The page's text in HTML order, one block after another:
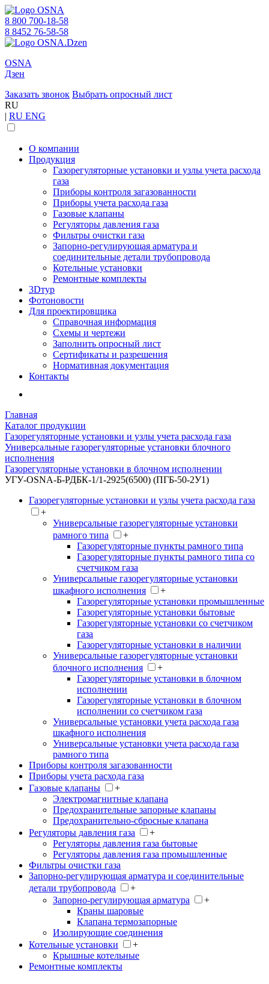
8 800 700-18-58
8 8452 76-58-58
OSNA
Дзен
Заказать звонок Выбрать опросный лист
RU
| RU ENG
О компании
Продукция
Газорегуляторные установки и узлы учета расхода
газа
Приборы контроля загазованности
Приборы учета расхода газа
Газовые клапаны
Регуляторы давления газа
Фильтры очистки газа
Запорно-регулирующая арматура и
соединительные детали трубопровода
Котельные установки
Ремонтные комплекты
3Dтур
Фотоновости
Для проектировщика
Справочная информация
Схемы и чертежи
Заполнить опросный лист
Сертификаты и разрешения
Нормативная документация
Контакты
Главная
Каталог продукции
Газорегуляторные установки и узлы учета расхода газа
Универсальные газорегуляторные установки блочного
исполнения
Газорегуляторные установки в блочном исполнении
УГУ-OSNA-Б-РДБК-1/1-2925(6500) (ПГБ-50-2У1)
Газорегуляторные установки и узлы учета расхода газа
+
Универсальные газорегуляторные установки
рамного типа
+
Газорегуляторные пункты рамного типа
Газорегуляторные пункты рамного типа со
счетчиком газа
Универсальные газорегуляторные установки
шкафного исполнения
+
Газорегуляторные установки промышленные
Газорегуляторные установки бытовые
Газорегуляторные установки со счетчиком
газа
Газорегуляторные установки в наличии
Универсальные газорегуляторные установки
блочного исполнения
+
Газорегуляторные установки в блочном
исполнении
Газорегуляторные установки в блочном
исполнении со счетчиком газа
Универсальные установки учета расхода газа
шкафного исполнения
Универсальные установки учета расхода газа
рамного типа
Приборы контроля загазованности
Приборы учета расхода газа
Газовые клапаны
+
Электромагнитные клапана
Предохранительные запорные клапаны
Предохранительно-сбросные клапана
Регуляторы давления газа
+
Регуляторы давления газа бытовые
Регуляторы давления газа промышленные
Фильтры очистки газа
Запорно-регулирующая арматура и соединительные
детали трубопровода
+
Запорно-регулирующая арматура
+
Краны шаровые
Клапана термозапорные
Изолирующие соединения
Котельные установки
+
Крышные котельные
Ремонтные комплекты